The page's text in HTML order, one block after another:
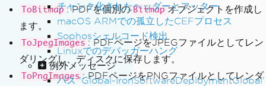
チャンク化されたヘッダーとフッター
macOS ARMでの孤立したCEFプロセス
Sophosシェルコード検出
Linuxでのデバッガーハング
例外メッセージ
パス 'Global-IronSoftwareDeploymentGlobal'
ToBitmap : PDFを個別の Bitmap オブジェクトを作成し
ます。
ToJpegImages : PDFページをJPEGファイルとしてレン
ダリングし、ディスクに保存します。
ToPngImages : PDFページをPNGファイルとしてレンダ